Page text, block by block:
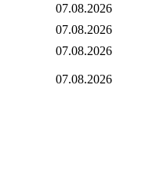
07.08.2026
07.08.2026
07.08.2026
07.08.2026